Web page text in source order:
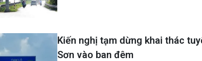
Kiến nghị tạm dừng khai thác
Sơn vào ban đêm